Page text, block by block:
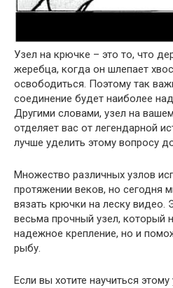
Узел на крючке – это то, что
жеребца, когда он шлепает
освободиться. Поэтому так
соединение будет наиболее
Другими словами, узел на
отделяет вас от легендарной
лучше уделить этому вопросу
Множество различных узлов
протяжении веков, но сегодня
вязать крючки на леску видео.
весьма прочный узел, который
надежное крепление, но и
рыбу.
Если вы хотите научиться